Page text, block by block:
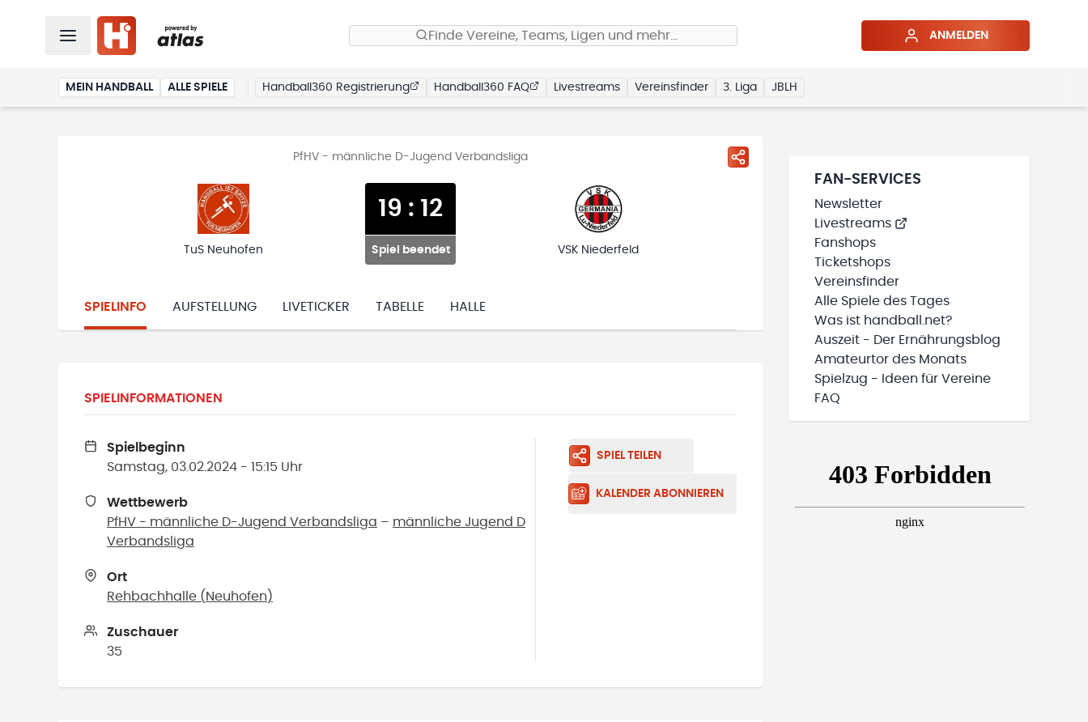
Finde Vereine, Teams, Ligen und mehr… ANMELDEN
MEIN HANDBALL ALLE SPIELE Handball360 Registrierung Handball360 FAQ Livestreams Vereinsfinder 3. Liga JBLH
PfHV - männliche D-Jugend Verbandsliga
TuS Neuhofen
19 : 12
Spiel beendet VSK Niederfeld
SPIELINFO AUFSTELLUNG LIVETICKER TABELLE HALLE
SPIELINFORMATIONEN
Spielbeginn
Samstag, 03.02.2024 - 15:15 Uhr
Wettbewerb
PfHV - männliche D-Jugend Verbandsliga – männliche Jugend D
Verbandsliga
Ort
Rehbachhalle ( Neuhofen )
Zuschauer
35
SPIEL TEILEN
KALENDER ABONNIEREN
FAN-SERVICES
Newsletter
Livestreams
Fanshops
Ticketshops
Vereinsfinder
Alle Spiele des Tages
Was ist handball.net?
Auszeit - Der Ernährungsblog
Amateurtor des Monats
Spielzug - Ideen für Vereine
FAQ